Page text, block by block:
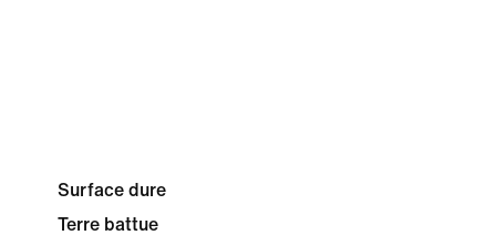
Surface dure
Terre battue